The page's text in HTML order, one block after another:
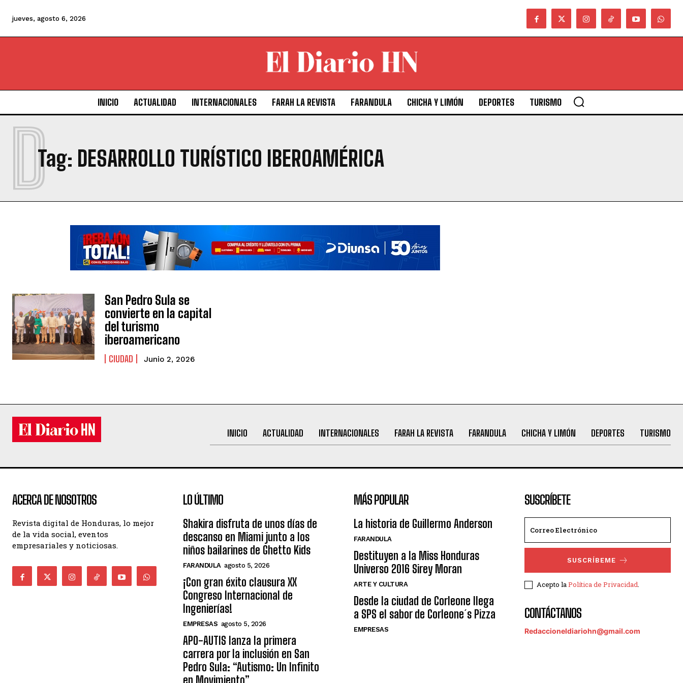
jueves, agosto 6, 2026
INICIO ACTUALIDAD INTERNACIONALES FARAH LA REVISTA FARANDULA CHICHA Y LIMÓN DEPORTES TURISMO
Tag: DESARROLLO TURÍSTICO IBEROAMÉRICA
D
San Pedro Sula se
convierte en la capital
del turismo
iberoamericano
CIUDAD Junio 2, 2026
INICIO ACTUALIDAD INTERNACIONALES FARAH LA REVISTA FARANDULA CHICHA Y LIMÓN DEPORTES TURISMO
ACERCA DE NOSOTROS
Revista digital de Honduras, lo mejor
de la vida social, eventos
empresariales y noticiosas.
LO ÚLTIMO
Shakira disfruta de unos días de
descanso en Miami junto a los
niños bailarines de Ghetto Kids
FARANDULA agosto 5, 2026
¡Con gran éxito clausura XX
Congreso Internacional de
Ingenierías!
EMPRESAS agosto 5, 2026
APO-AUTIS lanza la primera
carrera por la inclusión en San
Pedro Sula: “Autismo: Un Infinito
MÁS POPULAR
La historia de Guillermo Anderson
FARANDULA
Destituyen a la Miss Honduras
Universo 2016 Sirey Moran
ARTE Y CULTURA
Desde la ciudad de Corleone llega
a SPS el sabor de Corleone´s Pizza
EMPRESAS
SUSCRÍBETE
SUSCRÍBEME
Acepto laPolítica de Privacidad.
CONTÁCTANOS
Redaccioneldiariohn@gmail.com